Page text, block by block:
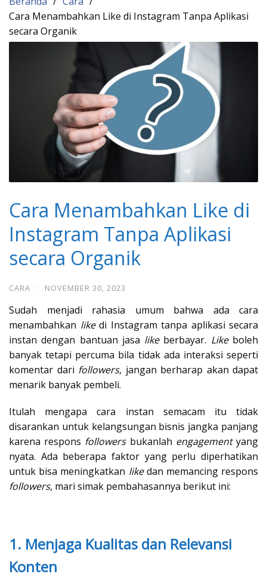
Cara Menambahkan Like di Instagram Tanpa Aplikasi
secara Organik
Cara Menambahkan Like di
Instagram Tanpa Aplikasi
secara Organik
CARA · NOVEMBER 30, 2023
Sudah menjadi rahasia umum bahwa ada cara
menambahkan likedi Instagram tanpa aplikasi secara
instan dengan bantuan jasa likeberbayar. Likeboleh
banyak tetapi percuma bila tidak ada interaksi seperti
komentar dari followers, jangan berharap akan dapat
menarik banyak pembeli.
Itulah mengapa cara instan semacam itu tidak
disarankan untuk kelangsungan bisnis jangka panjang
karena respons followersbukanlah engagementyang
nyata. Ada beberapa faktor yang perlu diperhatikan
untuk bisa meningkatkan likedan memancing respons
followers, mari simak pembahasannya berikut ini:
1. Menjaga Kualitas dan Relevansi
Konten